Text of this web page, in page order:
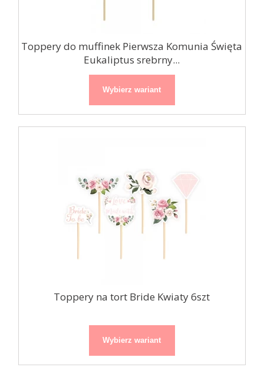
Toppery do muffinek Pierwsza Komunia Święta
Eukaliptus srebrny...
Wybierz wariant
Toppery na tort Bride Kwiaty 6szt
Wybierz wariant